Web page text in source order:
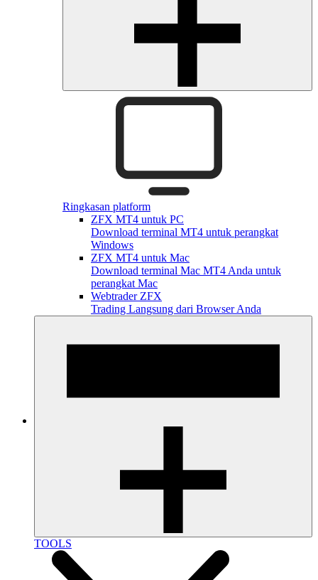
Ringkasan platform
ZFX MT4 untuk PC
Download terminal MT4 untuk perangkat
Windows
ZFX MT4 untuk Mac
Download terminal Mac MT4 Anda untuk
perangkat Mac
Webtrader ZFX
Trading Langsung dari Browser Anda
TOOLS